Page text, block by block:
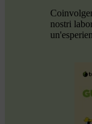
nostri